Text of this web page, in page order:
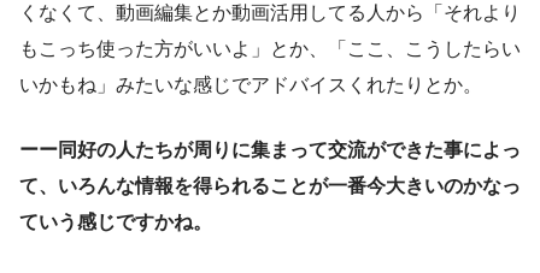
くなくて、動画編集とか動画活用してる人から「それより
もこっち使った方がいいよ」とか、「ここ、こうしたらい
いかもね」みたいな感じでアドバイスくれたりとか。
ーー同好の人たちが周りに集まって交流ができた事によっ
て、いろんな情報を得られることが一番今大きいのかなっ
ていう感じですかね。